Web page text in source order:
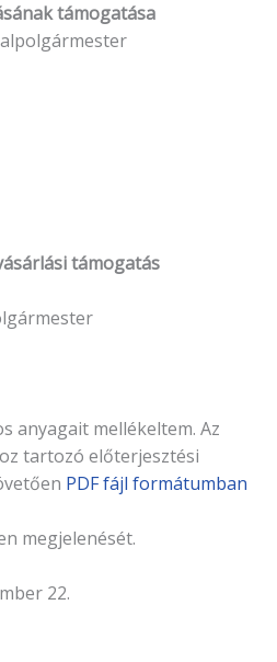
támogatása
támogatás
anyagait mellékeltem. Az
tartozó elő­terjesztési
PDF fájl formátumban
megjelenését.
22.